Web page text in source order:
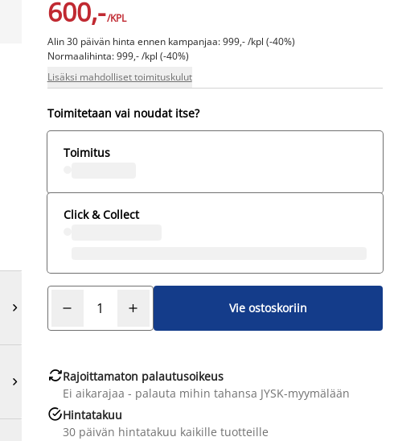


600,-/KPL
Alin 30 päivän hinta ennen kampanjaa: 999,- /kpl (-40%)
Normaalihinta: 999,- /kpl (-40%)
Lisäksi mahdolliset toimituskulut
Toimitetaan vai noudat itse?
Toimitus
Click & Collect
Vie ostoskoriin
Rajoittamaton palautusoikeus
Ei aikarajaa - palauta mihin tahansa JYSK-myymälään
Hintatakuu
30 päivän hintatakuu kaikille tuotteille